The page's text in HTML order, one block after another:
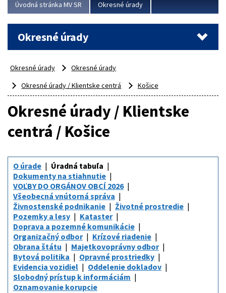
Viac
Úvodná stránka MV SR Okresné úrady
Okresné úrady
Okresné úrady
Okresné úrady
Okresné úrady / Klientske centrá
Košice
Okresné úrady / Klientske
centrá / Košice
O úrade
Úradná tabuľa
Dokumenty na stiahnutie
VOĽBY DO ORGÁNOV OBCÍ 2026
Všeobecná vnútorná správa
Živnostenské podnikanie
Životné prostredie
Pozemky a lesy
Kataster
Doprava a pozemné komunikácie
Organizačný odbor
Krízové riadenie
Obrana štátu
Majetkovoprávny odbor
Bytová politika
Opravné prostriedky
Evidencia vozidiel
Oddelenie dokladov
Slobodný prístup k informáciám
Oznamovanie korupcie